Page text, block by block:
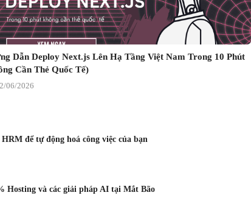
Dẫn Deploy Next.js Lên Hạ Tầng Việt Nam Trong 10 Phút
Cần Thẻ Quốc Tế)
06/2026
để tự động hoá công việc của bạn
Hosting và các giải pháp AI tại Mắt Bão